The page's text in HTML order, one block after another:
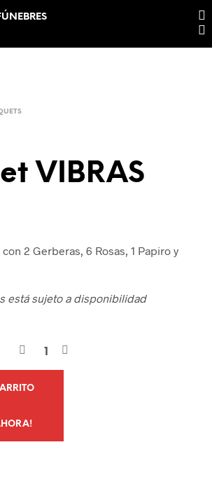
VIBRAS
2 Gerberas, 6 Rosas, 1 Papiro y
está sujeto a disponibilidad